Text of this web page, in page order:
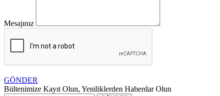
Mesajınız
GÖNDER
Bültenimize Kayıt Olun, Yeniliklerden Haberdar Olun